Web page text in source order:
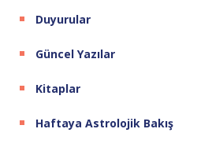
Duyurular
Güncel Yazılar
Kitaplar
Haftaya Astrolojik Bakış